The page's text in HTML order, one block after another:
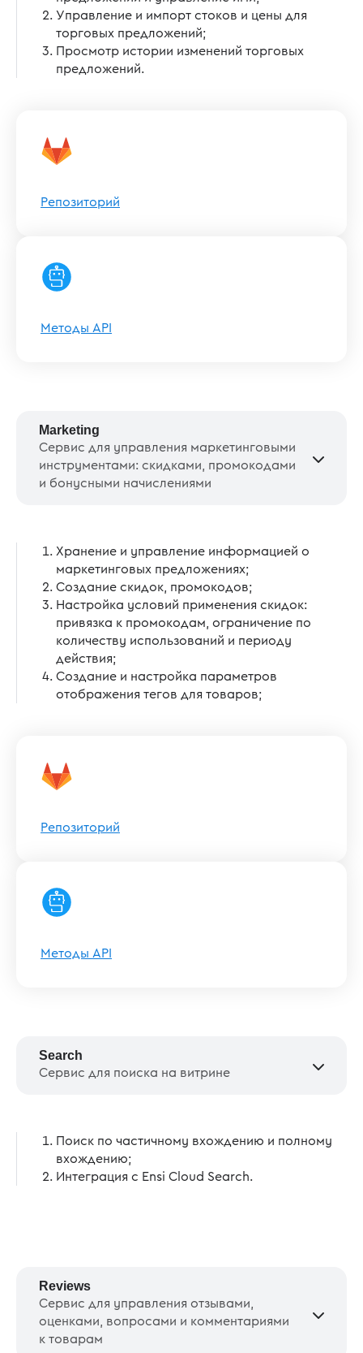
Управление и импорт стоков и цены для
торговых предложений;
Просмотр истории изменений торговых
предложений.
Репозиторий
Методы API
Marketing
Сервис для управления маркетинговыми
инструментами: скидками, промокодами
и бонусными начислениями
Хранение и управление информацией о
маркетинговых предложениях;
Создание скидок, промокодов;
Настройка условий применения скидок:
привязка к промокодам, ограничение по
количеству использований и периоду
действия;
Создание и настройка параметров
отображения тегов для товаров;
Репозиторий
Методы API
Search
Сервис для поиска на витрине
Поиск по частичному вхождению и полному
вхождению;
Интеграция с Ensi Cloud Search.
Reviews
Сервис для управления отзывами,
оценками, вопросами и комментариями
к товарам